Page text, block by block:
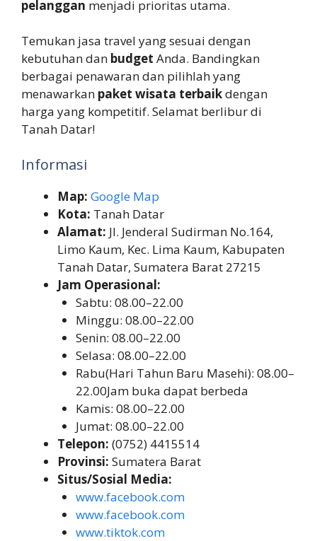
pelanggan menjadi prioritas utama.
Temukan jasa travel yang sesuai dengan
kebutuhan dan budget Anda. Bandingkan
berbagai penawaran dan pilihlah yang
menawarkan paket wisata terbaikdengan
harga yang kompetitif. Selamat berlibur di
Tanah Datar!
Informasi
Map: Google Map
Kota: Tanah Datar
Alamat: Jl. Jenderal Sudirman No.164,
Limo Kaum, Kec. Lima Kaum, Kabupaten
Tanah Datar, Sumatera Barat 27215
Jam Operasional:
Sabtu: 08.00–22.00
Minggu: 08.00–22.00
Senin: 08.00–22.00
Selasa: 08.00–22.00
Rabu(Hari Tahun Baru Masehi): 08.00–
22.00Jam buka dapat berbeda
Kamis: 08.00–22.00
Jumat: 08.00–22.00
Telepon: (0752) 4415514
Provinsi: Sumatera Barat
Situs/Sosial Media:
www.facebook.com
www.facebook.com
www.tiktok.com